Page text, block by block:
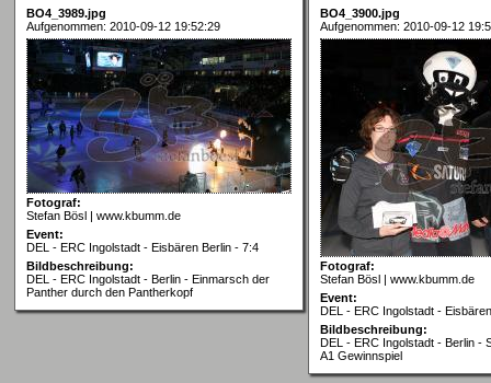
BO4_3989.jpg
Aufgenommen: 2010-09-12 19:52:29
Fotograf:
Stefan Bösl | www.kbumm.de
Event:
DEL - ERC Ingolstadt - Eisbären Berlin - 7:4
Bildbeschreibung:
DEL - ERC Ingolstadt - Berlin - Einmarsch der
Panther durch den Pantherkopf
BO4_3900.jpg
Aufgenommen: 2010-09-12
Fotograf:
Stefan Bösl | www.kbumm.de
Event:
DEL - ERC Ingolstadt -
Bildbeschreibung:
DEL - ERC Ingolstadt - Berlin -
A1 Gewinnspiel